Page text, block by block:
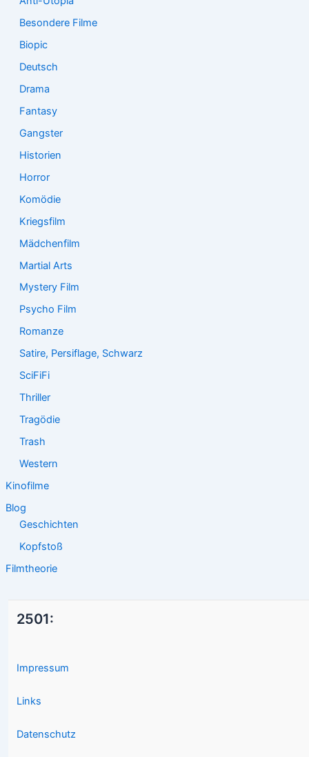
Besondere Filme
Biopic
Deutsch
Drama
Fantasy
Gangster
Historien
Horror
Komödie
Kriegsfilm
Mädchenfilm
Martial Arts
Mystery Film
Psycho Film
Romanze
Satire, Persiflage, Schwarz
SciFiFi
Thriller
Tragödie
Trash
Western
Kinofilme
Blog
Geschichten
Kopfstoß
Filmtheorie
2501:
Impressum
Links
Datenschutz